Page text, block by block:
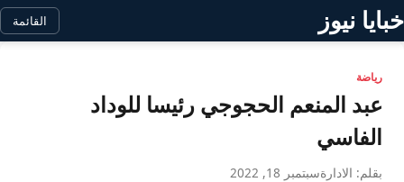
خبايا نيوز القائمة
رياضة
عبد المنعم الحجوجي رئيسا للوداد
الفاسي
بقلم: الادارةسبتمبر 18, 2022